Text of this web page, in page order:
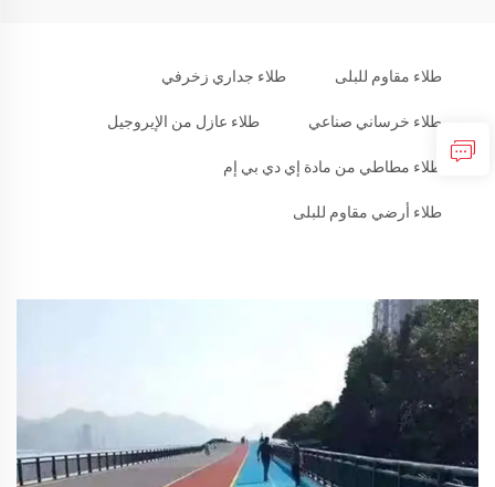
طلاء مقاوم للبلى طلاء جداري زخرفي
طلاء خرساني صناعي طلاء عازل من الإيروجيل
طلاء مطاطي من مادة إي دي بي إم
طلاء أرضي مقاوم للبلى